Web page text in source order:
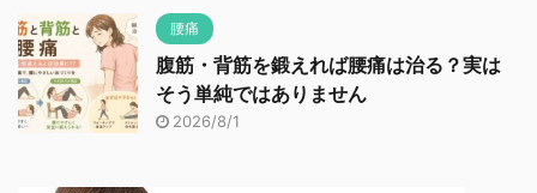
腰痛
腹筋・背筋を鍛えれば腰痛は治る？実は
そう単純ではありません
2026/8/1